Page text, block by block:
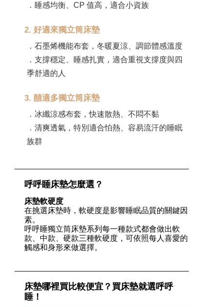
．睡感均衡、CP 值高，適合小資族
2. 好適來獨立筒床墊
．石墨烯機能布套，冬暖夏涼、調節體感溫度
．支撐穩定、睡感扎實，適合重視支撐度與四
季舒適的人
3. 囍適多獨立筒床墊
．冰纖涼感布套，快速散熱、不悶不黏
．清爽透氣，特別適合怕熱、容易流汗的睡眠
族群
呼呼睡床墊怎麼選？
床墊軟硬度
在挑選床墊時，軟硬度是影響睡眠品質的關鍵因
素。
呼呼睡獨立筒床墊系列每一種款式都會做出軟
款、中款、硬款三種軟硬度，可依照每人喜愛的
觸感和身形來做選擇。
床墊哪裡買比較便宜？買床墊就選呼呼
睡！